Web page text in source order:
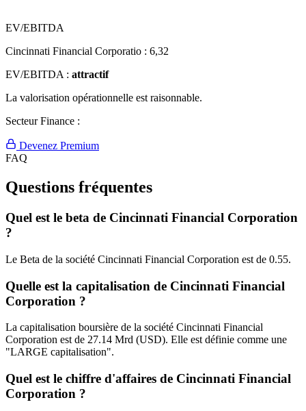
EV/EBITDA
Cincinnati Financial Corporatio : 6,32
EV/EBITDA : attractif
La valorisation opérationnelle est raisonnable.
Secteur Finance :
Devenez Premium
FAQ
Questions fréquentes
Quel est le beta de Cincinnati Financial Corporation
?
Le Beta de la société Cincinnati Financial Corporation est de 0.55.
Quelle est la capitalisation de Cincinnati Financial
Corporation ?
La capitalisation boursière de la société Cincinnati Financial
Corporation est de 27.14 Mrd (USD). Elle est définie comme une
"LARGE capitalisation".
Quel est le chiffre d'affaires de Cincinnati Financial
Corporation ?